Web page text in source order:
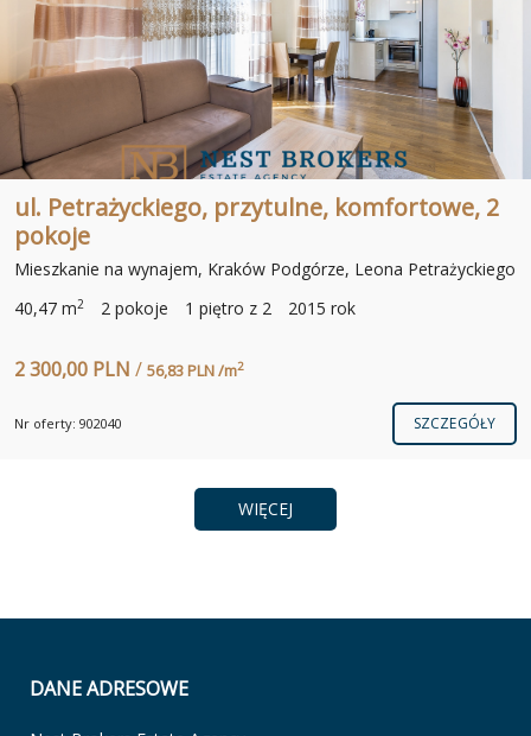
ul. Petrażyckiego, przytulne, komfortowe, 2
pokoje
Mieszkanie na wynajem, Kraków Podgórze, Leona Petrażyckiego
40,47 m2 2 pokoje 1 piętro z 2 2015 rok
2 300,00 PLN / 56,83 PLN /m2
Nr oferty: 902040 SZCZEGÓŁY
WIĘCEJ
DANE ADRESOWE